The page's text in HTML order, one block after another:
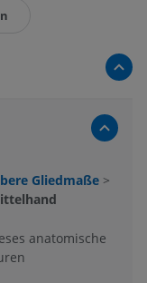
Gliedmaße >
anatomische